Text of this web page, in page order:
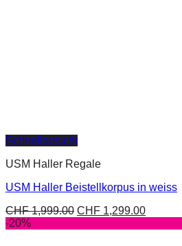
Schnellansicht
USM Haller Regale
USM Haller Beistellkorpus in weiss
CHF1,999.00 CHF 1,299.00
-20%